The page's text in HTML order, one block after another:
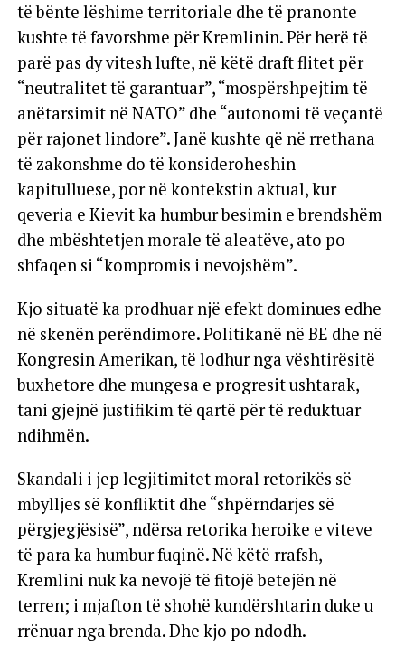
të bënte lëshime territoriale dhe të pranonte
kushte të favorshme për Kremlinin. Për herë të
parë pas dy vitesh lufte, në këtë draft flitet për
“neutralitet të garantuar”, “mospërshpejtim të
anëtarsimit në NATO” dhe “autonomi të veçantë
për rajonet lindore”. Janë kushte që në rrethana
të zakonshme do të konsideroheshin
kapitulluese, por në kontekstin aktual, kur
qeveria e Kievit ka humbur besimin e brendshëm
dhe mbështetjen morale të aleatëve, ato po
shfaqen si “kompromis i nevojshëm”.
Kjo situatë ka prodhuar një efekt dominues edhe
në skenën perëndimore. Politikanë në BE dhe në
Kongresin Amerikan, të lodhur nga vështirësitë
buxhetore dhe mungesa e progresit ushtarak,
tani gjejnë justifikim të qartë për të reduktuar
ndihmën.
Skandali i jep legjitimitet moral retorikës së
mbylljes së konfliktit dhe “shpërndarjes së
përgjegjësisë”, ndërsa retorika heroike e viteve
të para ka humbur fuqinë. Në këtë rrafsh,
Kremlini nuk ka nevojë të fitojë betejën në
terren; i mjafton të shohë kundërshtarin duke u
rrënuar nga brenda. Dhe kjo po ndodh.